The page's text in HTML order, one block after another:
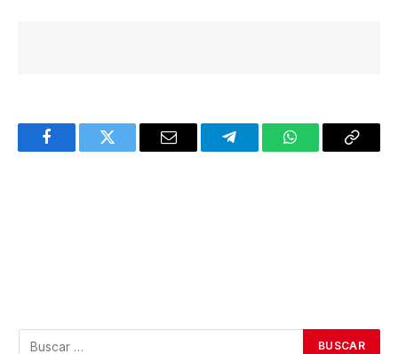
FacebookTwitter Email TelegramWhatsAppCopy